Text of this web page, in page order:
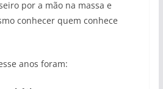
por a mão na massa e
conhecer quem conhece
anos foram: